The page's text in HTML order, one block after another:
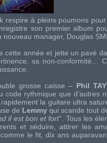
respire à pleins poumons
son premier album
manager, Douglas
cette année et jette un pavé
sa non-conformité…
grosse caisse – Phil
code rythmique que d’autres
la guitare ultra
de Lemmy qui scande tout
il est bon et fort". Tous les
et séduire, attirer les
le fit, dix ans